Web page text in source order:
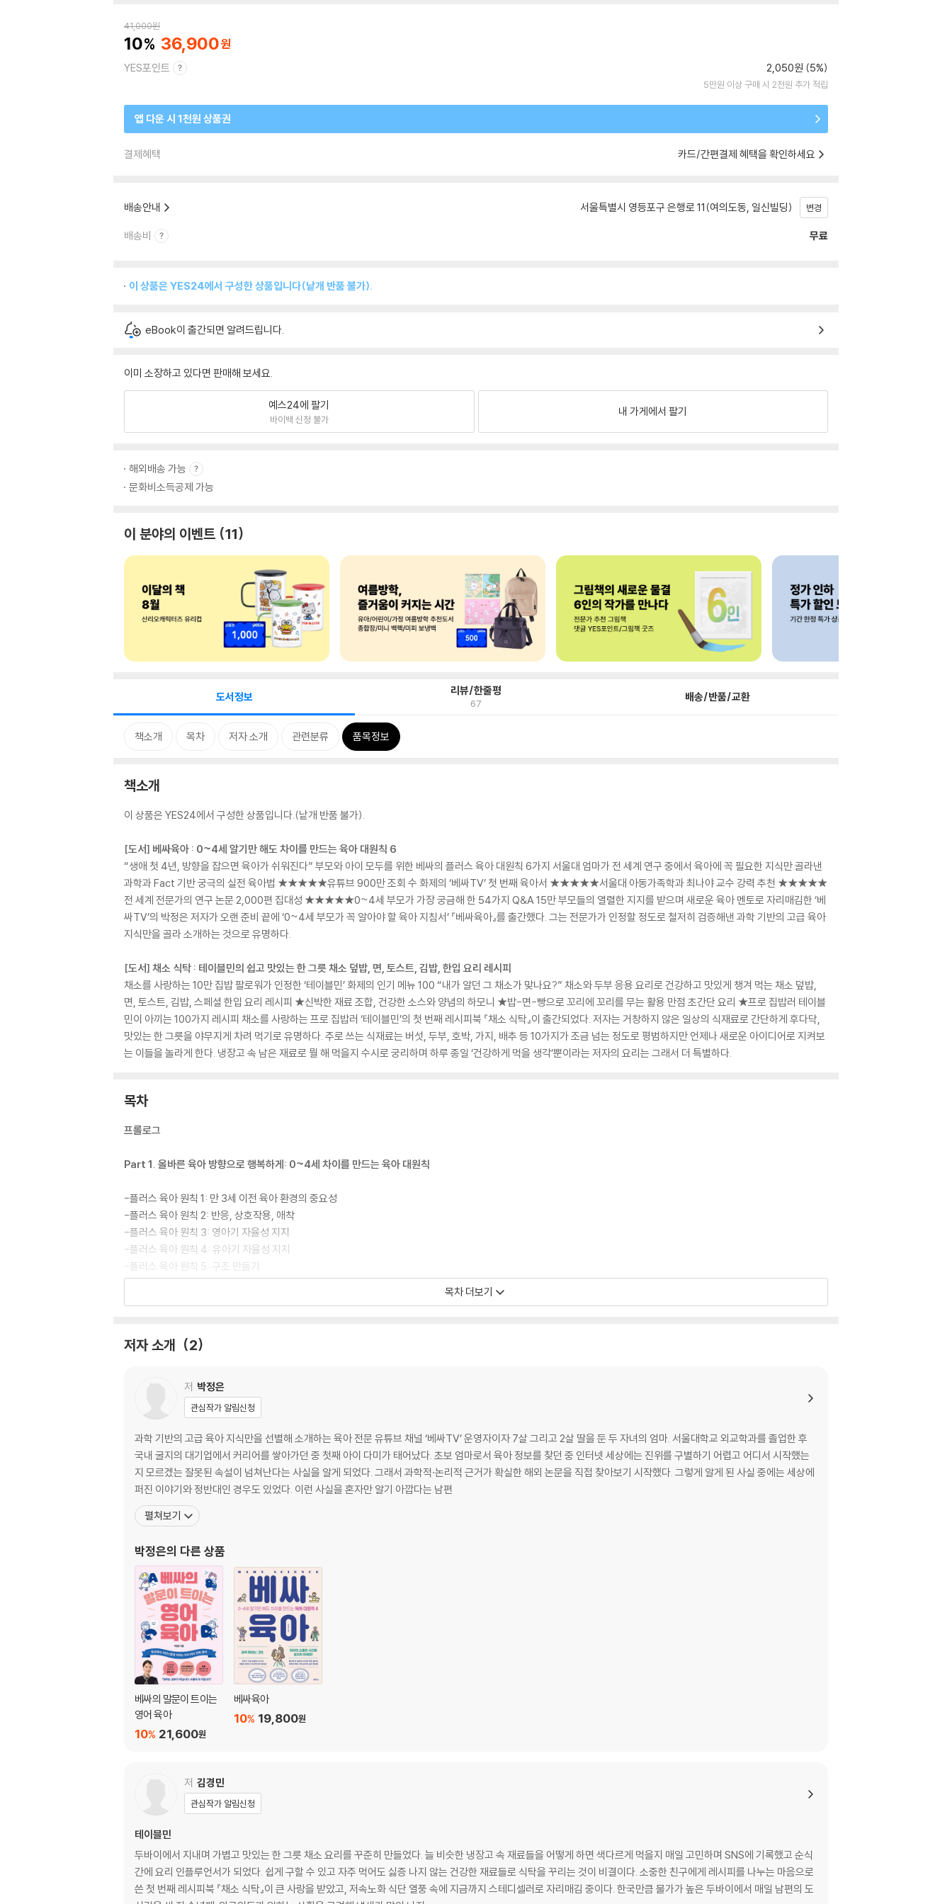
41,000원
10 36,900
YES포인트 2,050원 (5%)
5만원 이상 구매 시 2천원 추가 적립
앱 다운 시 1천원 상품권
결제혜택 카드/간편결제 혜택을 확인하세요
배송안내 서울특별시 영등포구 은행로 11(여의도동, 일신빌딩) 변경
배송비 무료
이 상품은 YES24에서 구성한 상품입니다(낱개 반품 불가).
eBook이 출간되면 알려드립니다.
이미 소장하고 있다면 판매해 보세요.
예스24에 팔기
바이백 신청 불가
내 가게에서 팔기
해외배송 가능
문화비소득공제 가능
이 분야의 이벤트 11
도서정보 리뷰/한줄평
67 배송/반품/교환
책소개 목차 저자 소개 관련분류 품목정보
책소개
이 상품은 YES24에서 구성한 상품입니다.(낱개 반품 불가).
[도서] 베싸육아 : 0~4세 알기만 해도 차이를 만드는 육아 대원칙 6
“생애 첫 4년, 방향을 잡으면 육아가 쉬워진다” 부모와 아이 모두를 위한 베싸의 플러스 육아 대원칙 6가지 서울대 엄마가 전 세계 연구 중에서 육아에 꼭 필요한 지식만 골라낸
과학과 Fact 기반 궁극의 실전 육아법 ★★★★★유튜브 900만 조회 수 화제의 ‘베싸TV’ 첫 번째 육아서 ★★★★★서울대 아동가족학과 최나야 교수 강력 추천 ★★★★★
전 세계 전문가의 연구 논문 2,000편 집대성 ★★★★★0~4세 부모가 가장 궁금해 한 54가지 Q&A 15만 부모들의 열렬한 지지를 받으며 새로운 육아 멘토로 자리매김한 ‘베
싸TV’의 박정은 저자가 오랜 준비 끝에 ‘0~4세 부모가 꼭 알아야 할 육아 지침서’ 『베싸육아』를 출간했다. 그는 전문가가 인정할 정도로 철저히 검증해낸 과학 기반의 고급 육아
지식만을 골라 소개하는 것으로 유명하다.
[도서] 채소 식탁 : 테이블민의 쉽고 맛있는 한 그릇 채소 덮밥, 면, 토스트, 김밥, 한입 요리 레시피
채소를 사랑하는 10만 집밥 팔로워가 인정한 ‘테이블민’ 화제의 인기 메뉴 100 “내가 알던 그 채소가 맞나요?” 채소와 두부 응용 요리로 건강하고 맛있게 챙겨 먹는 채소 덮밥,
면, 토스트, 김밥, 스페셜 한입 요리 레시피 ★신박한 재료 조합, 건강한 소스와 양념의 하모니 ★밥-면-빵으로 꼬리에 꼬리를 무는 활용 만점 초간단 요리 ★프로 집밥러 테이블
민이 아끼는 100가지 레시피 채소를 사랑하는 프로 집밥러 ‘테이블민’의 첫 번째 레시피북 『채소 식탁』이 출간되었다. 저자는 거창하지 않은 일상의 식재료로 간단하게 후다닥,
맛있는 한 그릇을 야무지게 차려 먹기로 유명하다. 주로 쓰는 식재료는 버섯, 두부, 호박, 가지, 배추 등 10가지가 조금 넘는 정도로 평범하지만 언제나 새로운 아이디어로 지켜보
는 이들을 놀라게 한다. 냉장고 속 남은 재료로 뭘 해 먹을지 수시로 궁리하며 하루 종일 ‘건강하게 먹을 생각’뿐이라는 저자의 요리는 그래서 더 특별하다.
목차
프롤로그
Part 1. 올바른 육아 방향으로 행복하게: 0~4세 차이를 만드는 육아 대원칙
-플러스 육아 원칙 1: 만 3세 이전 육아 환경의 중요성
-플러스 육아 원칙 2: 반응, 상호작용, 애착
-플러스 육아 원칙 3: 영아기 자율성 지지
-플러스 육아 원칙 4: 유아기 자율성 지지
-플러스 육아 원칙 5: 구조 만들기
-플러스 육아 원칙 6: 풍부한 언어 환경 조성하기
-수유 텀 없는 아기가 행복한 이유는?
[베싸&다미 이야기]
-모유량은 충분한 걸까?
-수유 후 아기 트림시키기는 필수일까?
[베싸&다미 이야기]
-모유와 분유 사이, 어떻게 선택해야 할까?
-전유와 후유, 가려서 먹여야 할까?
[베싸&다미 이야기]
[베싸&다미 이야기]
-모유 수유 중에 어떤 영양제를 먹어야 할까?
[베싸&다미 이야기]
-좋은 분유는 어떻게 고를까?
쉽고도 어려운 분유 수유, 어떻게 잘할 수 있을까?
Chapter 2. 잘 먹는 아기로 키우는 이유식&유아식 로드맵
-이유식은 언제 시작할까?
[베싸&다미 이야기]
-모유 수유아는 철분 이유식이 필요할까?
-이유식에 쌀 의존도가 높아도 괜찮을까?
-아기에게 먹일 소고기는 꼭 한우여야 할까?
-돌 전부터 달걀을 먹어도 될까?
[베싸&다미 이야기]
-달걀을 매일 먹으면 안 좋을까?
-아기 영양제는 꼭 필요할까?
[베싸&다미 이야기]
-유아식 식단은 어떻게 짤까?
[베싸&다미 이야기]
목차 더보기
저자 소개 2
저 박정은
관심작가 알림신청
과학 기반의 고급 육아 지식만을 선별해 소개하는 육아 전문 유튜브 채널 ‘베싸TV’ 운영자이자 7살 그리고 2살 딸을 둔 두 자녀의 엄마. 서울대학교 외교학과를 졸업한 후
국내 굴지의 대기업에서 커리어를 쌓아가던 중 첫째 아이 다미가 태어났다. 초보 엄마로서 육아 정보를 찾던 중 인터넷 세상에는 진위를 구별하기 어렵고 어디서 시작했는
지 모르겠는 잘못된 속설이 넘쳐난다는 사실을 알게 되었다. 그래서 과학적·논리적 근거가 확실한 해외 논문을 직접 찾아보기 시작했다. 그렇게 알게 된 사실 중에는 세상에
퍼진 이야기와 정반대인 경우도 있었다. 이런 사실을 혼자만 알기 아깝다는 남편
펼쳐보기
박정은의 다른 상품
베싸의 말문이 트이는
영어 육아
21,600원
10%
베싸육아
19,800원
10%
저 김경민
관심작가 알림신청
테이블민
두바이에서 지내며 가볍고 맛있는 한 그릇 채소 요리를 꾸준히 만들었다. 늘 비슷한 냉장고 속 재료들을 어떻게 하면 색다르게 먹을지 매일 고민하며 SNS에 기록했고 순식
간에 요리 인플루언서가 되었다. 쉽게 구할 수 있고 자주 먹어도 싫증 나지 않는 건강한 재료들로 식탁을 꾸리는 것이 비결이다. 소중한 친구에게 레시피를 나누는 마음으로
쓴 첫 번째 레시피북 『채소 식탁』이 큰 사랑을 받았고, 저속노화 식단 열풍 속에 지금까지 스테디셀러로 자리매김 중이다. 한국만큼 물가가 높은 두바이에서 매일 남편의 도